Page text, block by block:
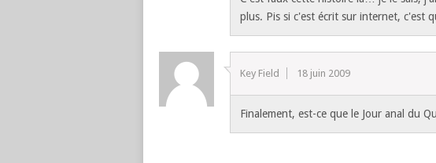
plus. Pis si c'est écrit sur internet, c'est
Key Field 18 juin 2009
Finalement, est-ce que le Jour anal du